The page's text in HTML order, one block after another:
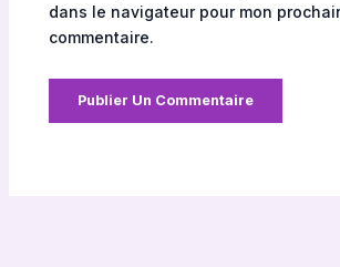
dans le navigateur pour mon
commentaire.